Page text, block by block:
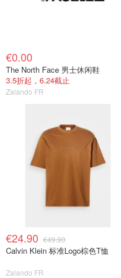
€0.00
The North Face 男士休闲鞋
3.5折起，6.24截止
Zalando FR
€24.90 €49.90
Calvin Klein 标准Logo棕色T恤
Zalando FR